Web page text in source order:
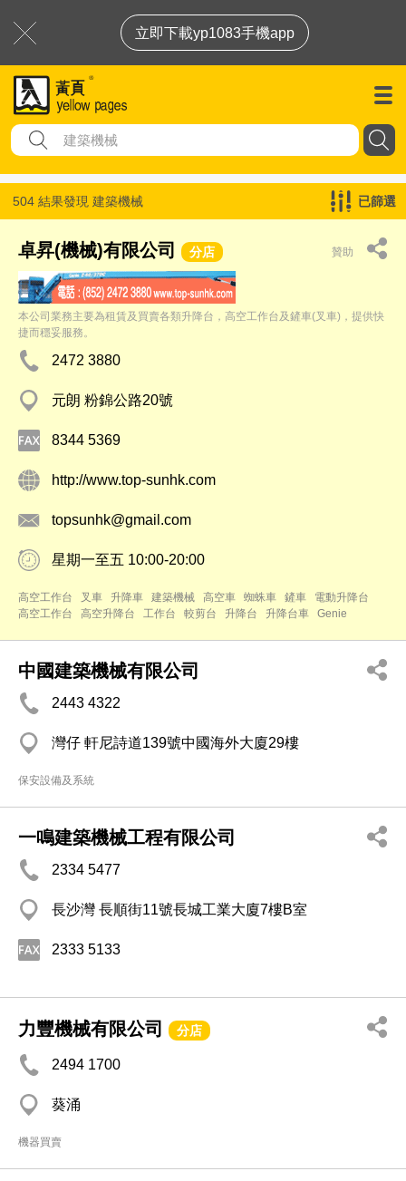
立即下載yp1083手機app
504 結果發現 建築機械 已篩選
卓昇(機械)有限公司 分店 贊助
本公司業務主要為租賃及買賣各類升降台，高空工作台及鏟車(叉車)，提供快
捷而穩妥服務。
2472 3880
元朗 粉錦公路20號
8344 5369
http://www.top-sunhk.com
topsunhk@gmail.com
星期一至五 10:00-20:00
高空工作台 叉車 升降車 建築機械 高空車 蜘蛛車 鏟車
電動升降台
高空工作台
高空升降台 工作台 較剪台 升降台 升降台車 Genie
中國建築機械有限公司
2443 4322
灣仔 軒尼詩道139號中國海外大廈29樓
保安設備及系統
一鳴建築機械工程有限公司
2334 5477
長沙灣 長順街11號長城工業大廈7樓B室
2333 5133
力豐機械有限公司 分店
2494 1700
葵涌
機器買賣